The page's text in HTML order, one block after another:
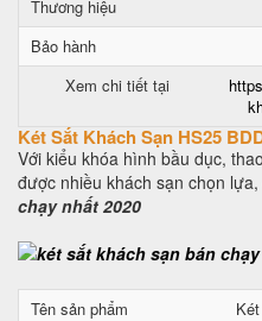
Thương hiệu
Bảo hành
Xem chi tiết tại
Két Sắt Khách Sạn HS25
Với kiểu khóa hình bầu dục,
được nhiều khách sạn chọn
chạy nhất 2020
Tên sản phẩm